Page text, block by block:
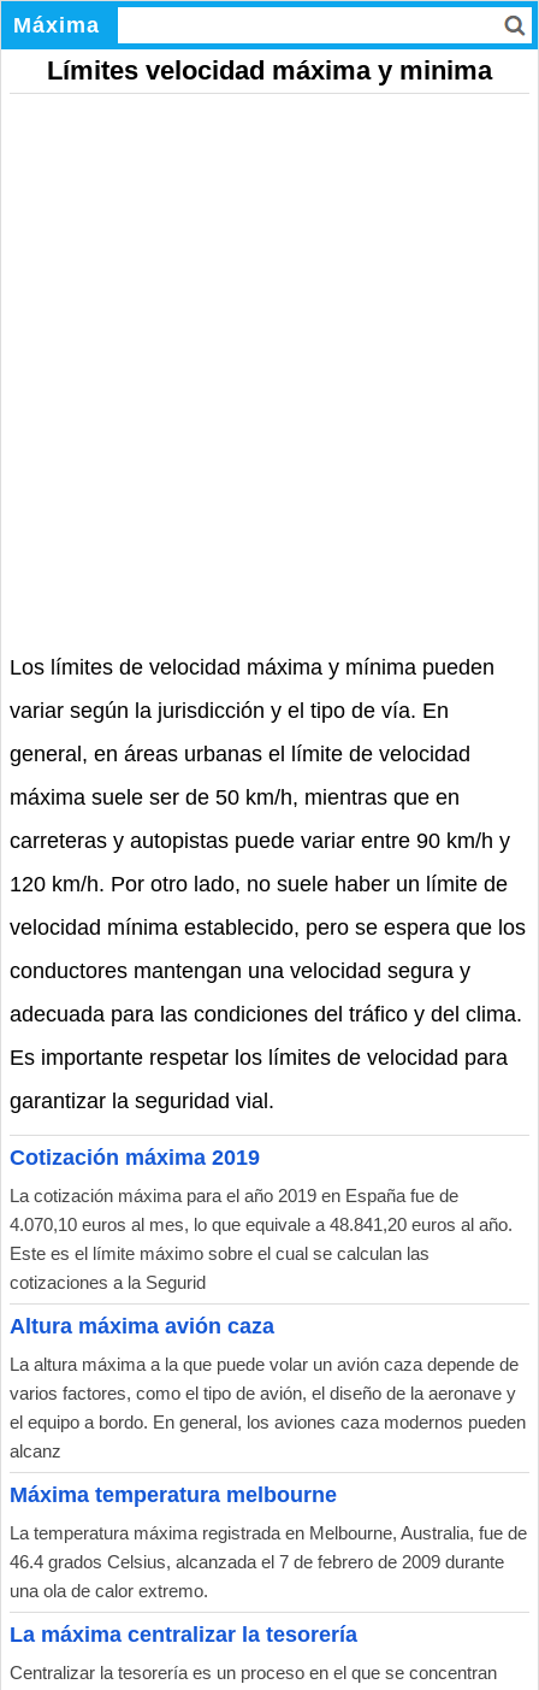
Máxima
Límites velocidad máxima y minima
Los límites de velocidad máxima y mínima pueden
variar según la jurisdicción y el tipo de vía. En
general, en áreas urbanas el límite de velocidad
máxima suele ser de 50 km/h, mientras que en
carreteras y autopistas puede variar entre 90 km/h y
120 km/h. Por otro lado, no suele haber un límite de
velocidad mínima establecido, pero se espera que los
conductores mantengan una velocidad segura y
adecuada para las condiciones del tráfico y del clima.
Es importante respetar los límites de velocidad para
garantizar la seguridad vial.
Cotización máxima 2019
La cotización máxima para el año 2019 en España fue de
4.070,10 euros al mes, lo que equivale a 48.841,20 euros al año.
Este es el límite máximo sobre el cual se calculan las
cotizaciones a la Segurid
Altura máxima avión caza
La altura máxima a la que puede volar un avión caza depende de
varios factores, como el tipo de avión, el diseño de la aeronave y
el equipo a bordo. En general, los aviones caza modernos pueden
alcanz
Máxima temperatura melbourne
La temperatura máxima registrada en Melbourne, Australia, fue de
46.4 grados Celsius, alcanzada el 7 de febrero de 2009 durante
una ola de calor extremo.
La máxima centralizar la tesorería
Centralizar la tesorería es un proceso en el que se concentran